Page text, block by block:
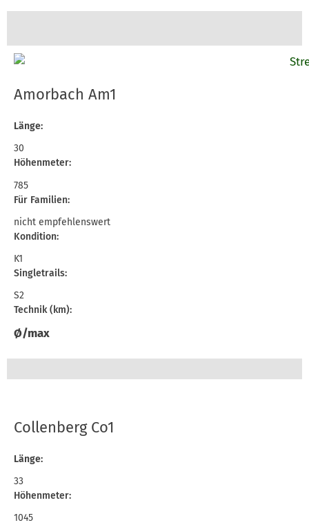
Amorbach Am1
Länge:
30
Höhenmeter:
785
Für Familien:
nicht empfehlenswert
Kondition:
K1
Singletrails:
S2
Technik (km):
Ø/max
Collenberg Co1
Länge:
33
Höhenmeter:
1045